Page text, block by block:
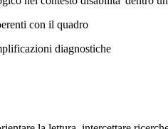
con il quadro
diagnostiche